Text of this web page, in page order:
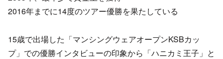
2016年までに14度のツアー優勝を果たしている
15歳で出場した「マンシングウェアオープンKSBカッ
プ」での優勝インタビューの印象から「ハニカミ王子」と